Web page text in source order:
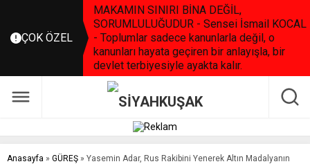
ÇOK ÖZEL
MAKAMIN SINIRI BİNA DEĞİL,
SORUMLULUĞUDUR - Sensei İsmail KOCAL
- Toplumlar sadece kanunlarla değil, o
kanunları hayata geçiren bir anlayışla, bir
devlet terbiyesiyle ayakta kalır.
Anasayfa » GÜREŞ » Yasemin Adar, Rus Rakibini Yenerek Altın Madalyanın